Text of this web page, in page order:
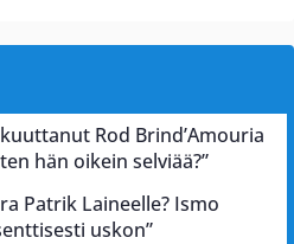
Rod Brind’Amouria
hän oikein selviää?”
Patrik Laineelle? Ismo
uskon”